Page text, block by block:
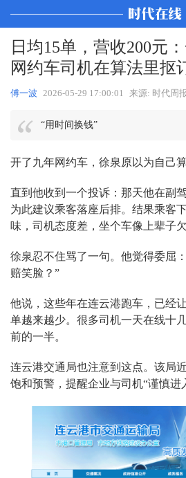
日均15单，营收200元
网约车司机在算法里抠
傅一波 2026-05-29 17:00:01 来源: 时代周
“用时间换钱”
开了九年网约车，徐泉原以为自己
直到他收到一个投诉：那天他在副
为此建议乘客落座后排。结果乘客
味，司机态度差，坐个车像上辈子欠
徐泉忍不住骂了一句。他觉得委屈
赔笑脸？”
他说，这些年在连云港跑车，已经
单越来越少。很多司机一天在线十
前的一半。
连云港交通局也注意到这点。该局
饱和预警，提醒企业与司机“谨慎进